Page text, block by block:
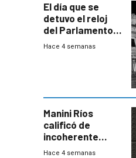
El día que se
detuvo el reloj
del Parlamento
para negociar
Hace 4 semanas
Manini Ríos
calificó de
incoherente
decisión de
Hace 4 semanas